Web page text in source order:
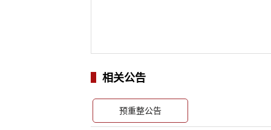
相关公告
预重整公告